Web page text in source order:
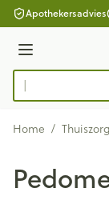
Ga naar de
Apothekersadvies
Menu
Product, merk,
Home /